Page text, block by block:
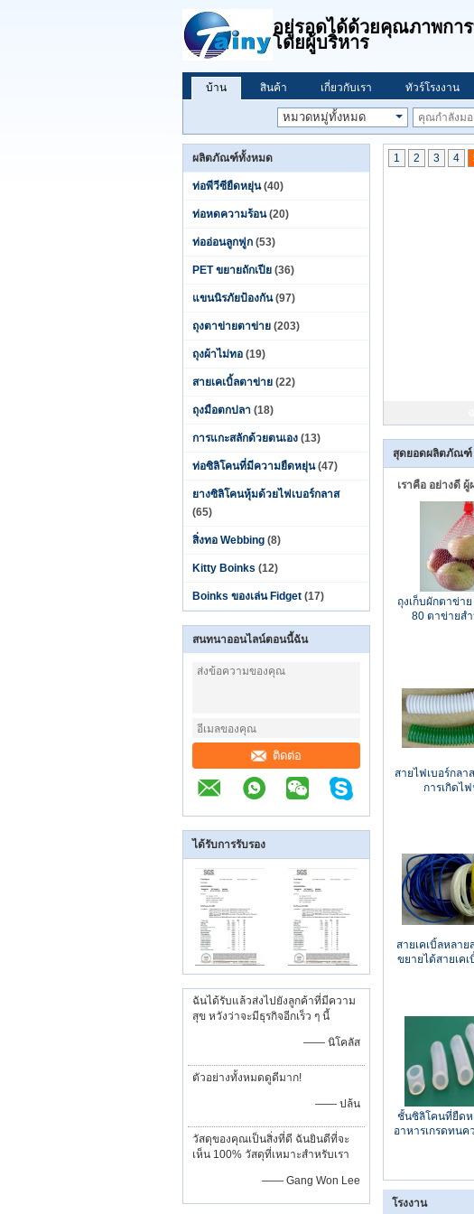
อยู่รอดได้ด้วยคุณภาพกา
โดยผู้บริหาร
บ้าน สินค้า เกี่ยวกับเรา ทัวร์โรงงาน
ผลิตภัณฑ์ทั้งหมด
ท่อพีวีซียืดหยุ่น (40)
ท่อหดความร้อน (20)
ท่ออ่อนลูกฟูก (53)
PET ขยายถักเปีย (36)
แขนนิรภัยป้องกัน (97)
ถุงตาข่ายตาข่าย (203)
ถุงผ้าไม่ทอ (19)
สายเคเบิ้ลตาข่าย (22)
ถุงมือตกปลา (18)
การแกะสลักด้วยตนเอง (13)
ท่อซิลิโคนที่มีความยืดหยุ่น (47)
ยางซิลิโคนหุ้มด้วยไฟเบอร์กลาส
(65)
สิ่งทอ Webbing (8)
Kitty Boinks (12)
Boinks ของเล่น Fidget (17)
สนทนาออนไลน์ตอนนี้ฉัน
ติดต่อ
ได้รับการรับรอง
ฉันได้รับแล้วส่งไปยังลูกค้าที่มีความ
สุข หวังว่าจะมีธุรกิจอีกเร็ว ๆ นี้
—— นิโคลัส
ตัวอย่างทั้งหมดดูดีมาก!
—— ปล้น
วัสดุของคุณเป็นสิ่งที่ดี ฉันยินดีที่จะ
เห็น 100% วัสดุที่เหมาะสำหรับเรา
—— Gang Won Lee
1 2 3 4
สุดยอดผลิตภัณฑ์
เราคือ อย่างดี
ถุงเก็บผักตาข่า
80 ตาข่ายส
สายไฟเบอร์กล
การเกิดไ
สายเคเบิ้ลหลา
ขยายได้สายเคเ
ชั้นซิลิโคนที่ยืดห
อาหารเกรดทนค
โรงงาน